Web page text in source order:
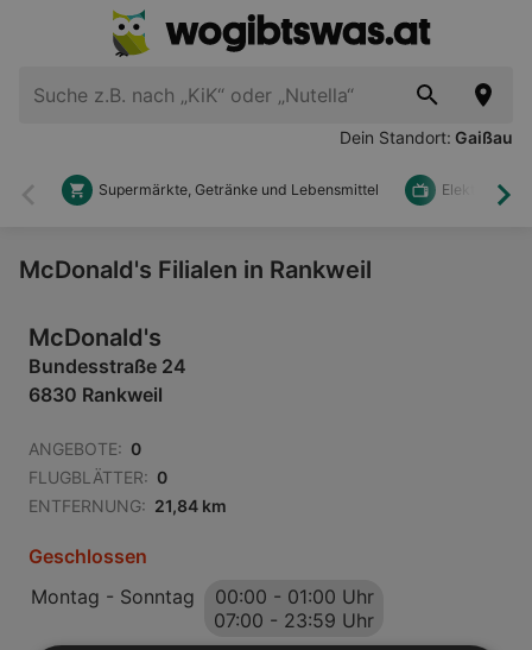
Dein Standort: Gaißau
Zurück
Supermärkte, Getränke und Lebensmittel Elektronik
McDonald's Filialen in Rankweil
McDonald's
Bundesstraße 24
6830 Rankweil
ANGEBOTE: 0
FLUGBLÄTTER: 0
ENTFERNUNG: 21,84 km
Geschlossen
Montag - Sonntag
00:00 - 01:00 Uhr
07:00 - 23:59 Uhr